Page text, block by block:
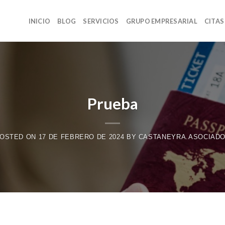
INICIO BLOG SERVICIOS GRUPO EMPRESARIAL
Prueba
ON 17 DE FEBRERO DE 2024 BY